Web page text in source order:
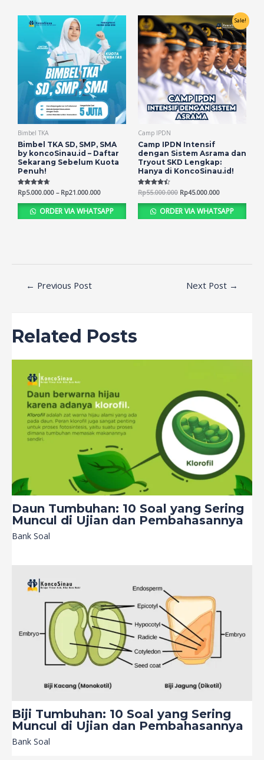
Bimbel TKA
Bimbel TKA SD, SMP, SMA
by koncoSinau.id – Daftar
Sekarang Sebelum Kuota
Penuh!
Rated
4.64
out of 5
Rp5.000.000 – Rp21.000.000
ORDER VIA WHATSAPP
Sale!
Camp IPDN
Camp IPDN Intensif
dengan Sistem Asrama dan
Tryout SKD Lengkap:
Hanya di KoncoSinau.id!
Rated
4.45
out of 5
Rp55.000.000 Rp45.000.000
ORDER VIA WHATSAPP
← Previous Post Next Post →
Related Posts
Daun Tumbuhan: 10 Soal yang Sering
Muncul di Ujian dan Pembahasannya
Bank Soal
Biji Tumbuhan: 10 Soal yang Sering
Muncul di Ujian dan Pembahasannya
Bank Soal